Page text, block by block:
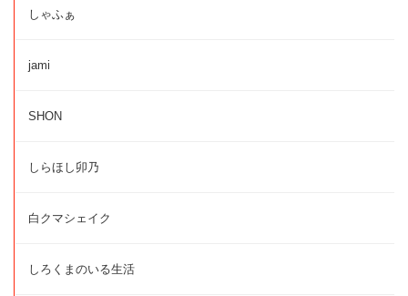
しゃふぁ
jami
SHON
しらほし卯乃
白クマシェイク
しろくまのいる生活